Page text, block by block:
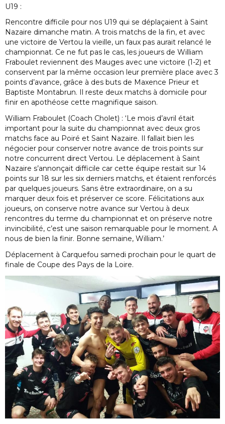
U19 :
Rencontre difficile pour nos U19 qui se déplaçaient à Saint
Nazaire dimanche matin. A trois matchs de la fin, et avec
une victoire de Vertou la vieille, un faux pas aurait relancé le
championnat. Ce ne fut pas le cas, les joueurs de William
Fraboulet reviennent des Mauges avec une victoire (1-2) et
conservent par la même occasion leur première place avec 3
points d’avance, grâce à des buts de Maxence Prieur et
Baptiste Montabrun. Il reste deux matchs à domicile pour
finir en apothéose cette magnifique saison.
William Fraboulet (Coach Cholet) : ‘Le mois d’avril était
important pour la suite du championnat avec deux gros
matchs face au Poiré et Saint Nazaire. Il fallait bien les
négocier pour conserver notre avance de trois points sur
notre concurrent direct Vertou. Le déplacement à Saint
Nazaire s’annonçait difficile car cette équipe restait sur 14
points sur 18 sur les six derniers matchs, et étaient renforcés
par quelques joueurs. Sans être extraordinaire, on a su
marquer deux fois et préserver ce score. Félicitations aux
joueurs, on conserve notre avance sur Vertou à deux
rencontres du terme du championnat et on préserve notre
invincibilité, c’est une saison remarquable pour le moment. A
nous de bien la finir. Bonne semaine, William.’
Déplacement à Carquefou samedi prochain pour le quart de
finale de Coupe des Pays de la Loire.